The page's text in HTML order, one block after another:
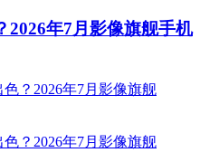
2026年7月影像旗舰手机